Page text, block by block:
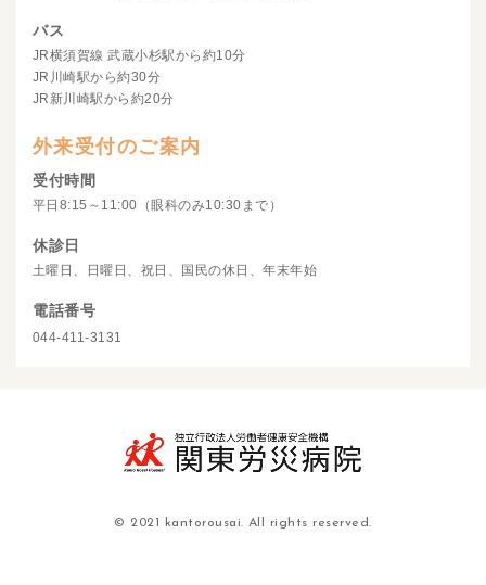
バス
JR横須賀線 武蔵小杉駅から約10分
JR川崎駅から約30分
JR新川崎駅から約20分
外来受付のご案内
受付時間
平日8:15～11:00（眼科のみ10:30まで）
休診日
土曜日、日曜日、祝日、国民の休日、年末年始
電話番号
044-411-3131
© 2021 kantorousai. All rights reserved.